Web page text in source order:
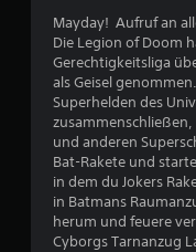
Mayday! Aufruf an
Die Legion of Doom
Gerechtigkeitsliga
als Geisel
Superhelden des
und anderen
Bat-Rakete und
in dem du Jokers
in Batmans
herum und feuere
Cyborgs Tarnanzug